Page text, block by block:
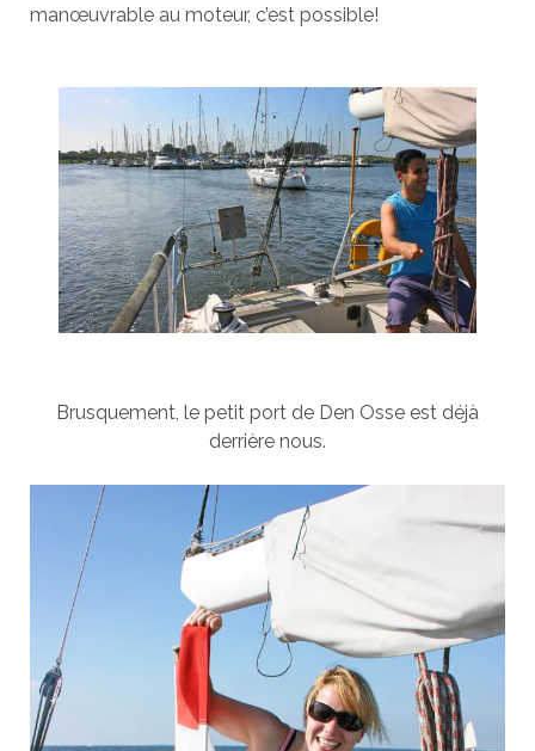
manœuvrable au moteur, c’est possible!
Brusquement, le petit port de Den Osse est déjà
derrière nous.